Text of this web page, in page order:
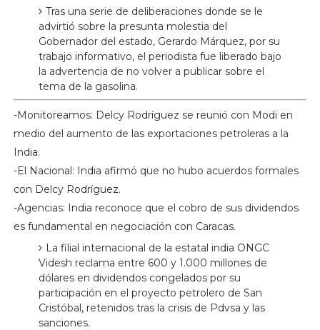
Tras una serie de deliberaciones donde se le
advirtió sobre la presunta molestia del
Gobernador del estado, Gerardo Márquez, por su
trabajo informativo, el periodista fue liberado bajo
la advertencia de no volver a publicar sobre el
tema de la gasolina.
-Monitoreamos: Delcy Rodríguez se reunió con Modi en
medio del aumento de las exportaciones petroleras a la
India.
-El Nacional: India afirmó que no hubo acuerdos formales
con Delcy Rodríguez.
-Agencias: India reconoce que el cobro de sus dividendos
es fundamental en negociación con Caracas.
La filial internacional de la estatal india ONGC
Videsh reclama entre 600 y 1.000 millones de
dólares en dividendos congelados por su
participación en el proyecto petrolero de San
Cristóbal, retenidos tras la crisis de Pdvsa y las
sanciones.